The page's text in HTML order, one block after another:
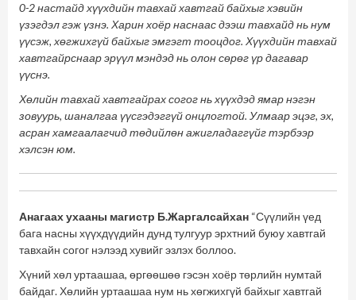
0-2 настайд хүүхдийн тавхай хавтгай байхыг хэвийн
үзэгдэл гэж үзнэ. Харин хоёр наснаас дээш тавхайд нь нум
үүсэж, хөгжихгүй байхыг эмгэгт тооцдог. Хүүхдийн тавхай
хавтгайрснаар эрүүл мэндэд нь олон сөрөг үр дагавар
үүснэ.
Хөлийн тавхай хавтгайрах согог нь хүүхдэд ямар нэгэн
зовуурь, шаналгаа үүсгэдэггүй онцлогтой. Улмаар эцэг, эх,
асран хамгаалагчид төдийлөн ажигладаггүйг тэрбээр
хэлсэн юм.
Анагаах ухааны магистр Б.Жаргалсайхан “Сүүлийн үед
бага насны хүүхдүүдийн дунд тулгуур эрхтний буюу хавтгай
тавхайн согог нэлээд хувийг эзлэх боллоо.
Хүний хөл уртаашаа, өргөөшөө гэсэн хоёр төрлийн нумтай
байдаг. Хөлийн уртаашаа нум нь хөгжихгүй байхыг хавтгай